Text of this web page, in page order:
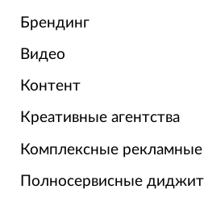
Брендинг
Видео
Контент
Креативные агентства
Комплексные рекламные
Полносервисные